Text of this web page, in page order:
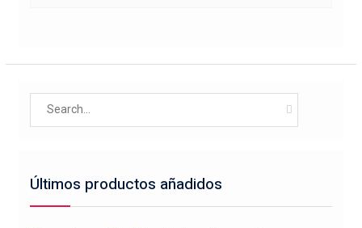
Search
Últimos productos añadidos